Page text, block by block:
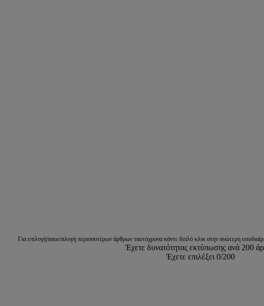
Για επιλογή/αποεπιλογή περισσοτέρων άρθρων ταυτόχρονα κάντε διπλό κλικ στην ανώτερη
Έχετε δυνατότητας εκτύπωσης ανά 200
Έχετε επιλέξει 0/200